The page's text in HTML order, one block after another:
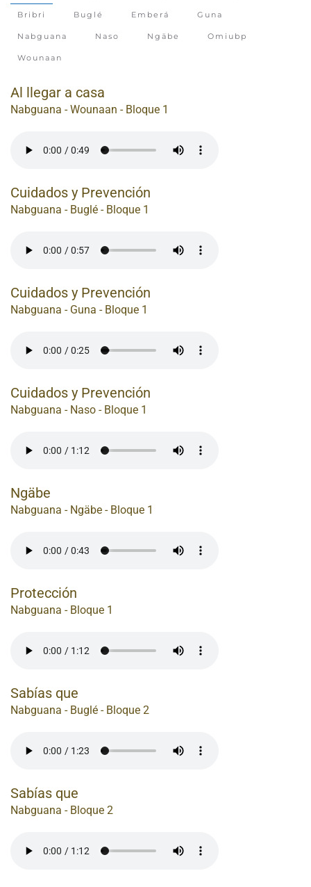
Bribri Buglé Emberá Guna
Nabguana Naso Ngäbe Omiubp
Wounaan
Al llegar a casa
Nabguana - Wounaan - Bloque 1
Cuidados y Prevención
Nabguana - Buglé - Bloque 1
Cuidados y Prevención
Nabguana - Guna - Bloque 1
Cuidados y Prevención
Nabguana - Naso - Bloque 1
Ngäbe
Nabguana - Ngäbe - Bloque 1
Protección
Nabguana - Bloque 1
Sabías que
Nabguana - Buglé - Bloque 2
Sabías que
Nabguana - Bloque 2